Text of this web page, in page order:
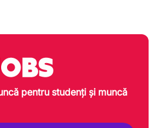
pentru studenți și muncă